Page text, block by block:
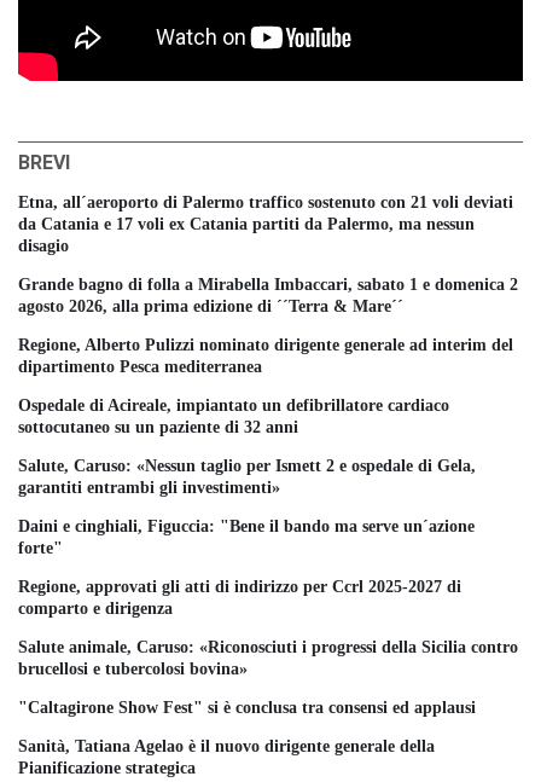
BREVI
Etna, all´aeroporto di Palermo traffico sostenuto con 21 voli deviati
da Catania e 17 voli ex Catania partiti da Palermo, ma nessun
disagio
Grande bagno di folla a Mirabella Imbaccari, sabato 1 e domenica 2
agosto 2026, alla prima edizione di ´´Terra & Mare´´
Regione, Alberto Pulizzi nominato dirigente generale ad interim del
dipartimento Pesca mediterranea
Ospedale di Acireale, impiantato un defibrillatore cardiaco
sottocutaneo su un paziente di 32 anni
Salute, Caruso: «Nessun taglio per Ismett 2 e ospedale di Gela,
garantiti entrambi gli investimenti»
Daini e cinghiali, Figuccia: "Bene il bando ma serve un´azione
forte"
Regione, approvati gli atti di indirizzo per Ccrl 2025-2027 di
comparto e dirigenza
Salute animale, Caruso: «Riconosciuti i progressi della Sicilia contro
brucellosi e tubercolosi bovina»
"Caltagirone Show Fest" si è conclusa tra consensi ed applausi
Sanità, Tatiana Agelao è il nuovo dirigente generale della
Pianificazione strategica